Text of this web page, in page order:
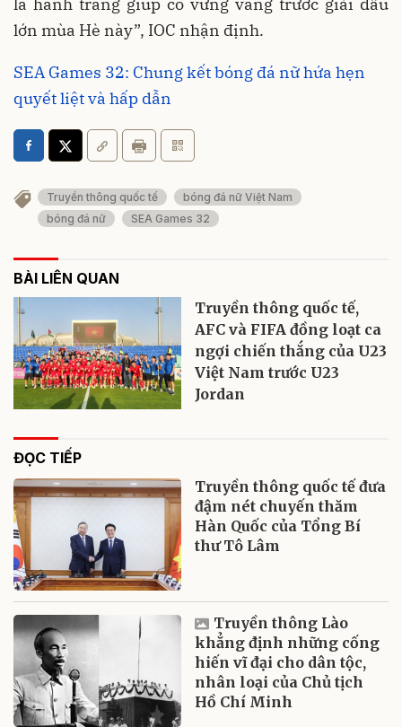
lớn mùa Hè này”, IOC nhận định.
SEA Games 32: Chung kết bóng đá nữ hứa hẹn
quyết liệt và hấp dẫn
Truyền thông quốc tế
bóng đá nữ Việt Nam
bóng đá nữ
SEA Games 32
BÀI LIÊN QUAN
Truyền thông quốc tế,
AFC và FIFA đồng loạt ca
ngợi chiến thắng của U23
Việt Nam trước U23
Jordan
ĐỌC TIẾP
Truyền thông quốc tế đưa
đậm nét chuyến thăm
Hàn Quốc của Tổng Bí
thư Tô Lâm
Truyền thông Lào
khẳng định những cống
hiến vĩ đại cho dân tộc,
nhân loại của Chủ tịch
Hồ Chí Minh